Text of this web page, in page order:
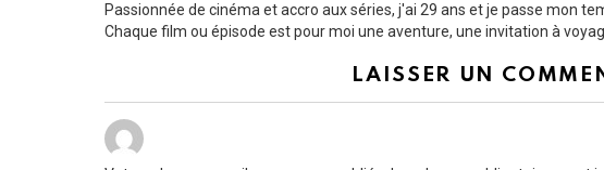
Passionnée de cinéma et accro aux séries, j'ai 29 ans et je passe mon
Chaque film ou épisode est pour moi une aventure, une invitation à
LAISSER UN